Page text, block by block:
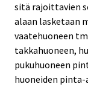
sitä rajoittavien
alaan lasketaan
vaatehuoneen
takkahuoneen,
pukuhuoneen
huoneiden